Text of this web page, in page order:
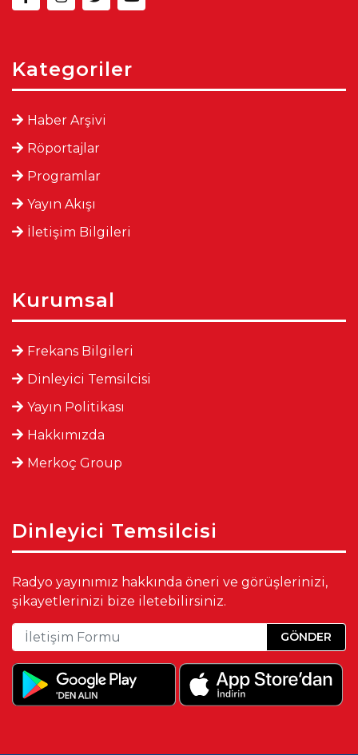
Kategoriler
Haber Arşivi
Röportajlar
Programlar
Yayın Akışı
İletişim Bilgileri
Kurumsal
Frekans Bilgileri
Dinleyici Temsilcisi
Yayın Politikası
Hakkımızda
Merkoç Group
Dinleyici Temsilcisi
Radyo yayınımız hakkında öneri ve görüşlerinizi,
şikayetlerinizi bize iletebilirsiniz.
GÖNDER